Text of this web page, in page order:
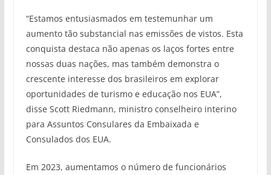
“Estamos entusiasmados em testemunhar um
aumento tão substancial nas emissões de vistos. Esta
conquista destaca não apenas os laços fortes entre
nossas duas nações, mas também demonstra o
crescente interesse dos brasileiros em explorar
oportunidades de turismo e educação nos EUA”,
disse Scott Riedmann, ministro conselheiro interino
para Assuntos Consulares da Embaixada e
Consulados dos EUA.
Em 2023, aumentamos o número de funcionários